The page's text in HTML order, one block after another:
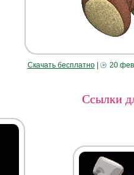
Скачать бесплатно| 20
Ссылки